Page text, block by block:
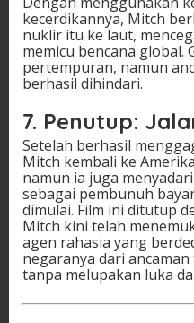
kecerdikannya, Mitch
nuklir itu ke laut,
memicu bencana global.
pertempuran, namun
berhasil dihindari.
7. Penutup:
Setelah berhasil
Mitch kembali ke
namun ia juga
sebagai pembunuh
dimulai. Film ini ditutup
Mitch kini telah
agen rahasia yang
negaranya dari
tanpa melupakan luka